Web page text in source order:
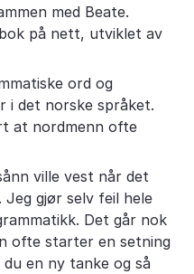
med Beate.
på nett, utviklet av
ord og
i det norske språket.
at nordmenn ofte
ville vest når det
gjør selv feil hele
Det går nok
ofte starter en setning
en ny tanke og så